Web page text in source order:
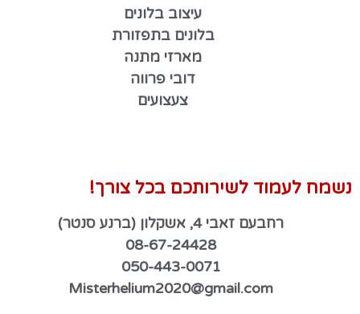
עיצוב בלונים
בלונים בתפזורת
מארזי מתנה
דובי פרווה
צעצועים
נשמח לעמוד לשירותכם בכל צורך!
רחבעם זאבי 4, אשקלון (ברנע סנטר)
08-67-24428
050-443-0071
Misterhelium2020@gmail.com